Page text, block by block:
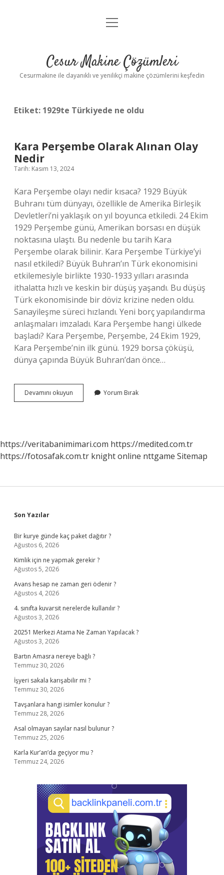
Anasayfa
Yasal Uyarı
menüyü
Cesur Makine Çözümleri
Cesurmakine ile dayanıklı ve yenilikçi makine çözümlerini keşfedin
Etiket: 1929te Türkiyede ne oldu
Kara Perşembe Olarak Alınan Olay
Nedir
Tarih: Kasım 13, 2024
Kara Perşembe olayı nedir kısaca? 1929 Büyük
Buhranı tüm dünyayı, özellikle de Amerika Birleşik
Devletleri’ni yaklaşık on yıl boyunca etkiledi. 24 Ekim
1929 Perşembe günü, Amerikan borsası en düşük
noktasına ulaştı. Bu nedenle bu tarih Kara
Perşembe olarak bilinir. Kara Perşembe Türkiye’yi
nasıl etkiledi? Büyük Buhran’ın Türk ekonomisini
etkilemesiyle birlikte 1930-1933 yılları arasında
ithalatta hızlı ve keskin bir düşüş yaşandı. Bu düşüş
Türk ekonomisinde bir döviz krizine neden oldu.
Sanayileşme süreci hızlandı. Yeni borç yapılandırma
anlaşmaları imzaladı. Kara Perşembe hangi ülkede
başladı? Kara Perşembe, Perşembe, 24 Ekim 1929,
Kara Perşembe’nin ilk günü. 1929 borsa çöküşü,
dünya çapında Büyük Buhran’dan önce…
Devamını okuyun
Perşembe
Yorum Bırak
https://veritabanimimari.com https://medited.com.tr
https://fotosafak.com.tr knight online nttgame Sitemap
Sidebar
Son Yazılar
Bir kurye günde kaç paket dağıtır ?
Ağustos 6, 2026
Kimlik için ne yapmak gerekir ?
Ağustos 5, 2026
Avans hesap ne zaman geri ödenir ?
Ağustos 4, 2026
4. sınıfta kuvarsit nerelerde kullanılır ?
Ağustos 3, 2026
20251 Merkezi Atama Ne Zaman Yapılacak ?
Ağustos 3, 2026
Bartın Amasra nereye bağlı ?
Temmuz 30, 2026
İşyeri sakala karışabilir mi ?
Temmuz 30, 2026
Tavşanlara hangi isimler konulur ?
Temmuz 28, 2026
Asal olmayan sayılar nasıl bulunur ?
Temmuz 25, 2026
Karla Kur’an’da geçiyor mu ?
Temmuz 24, 2026